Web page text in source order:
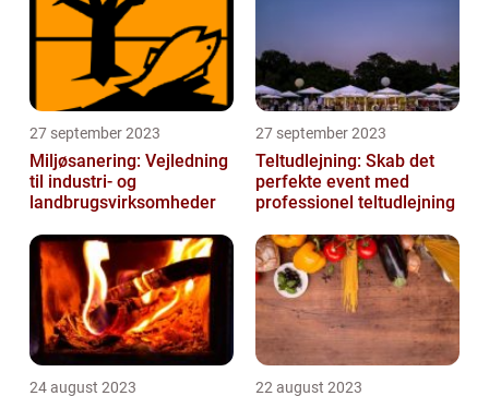
27 september 2023
Miljøsanering: Vejledning
til industri- og
landbrugsvirksomheder
27 september 2023
Teltudlejning: Skab det
perfekte event med
professionel teltudlejning
24 august 2023 22 august 2023